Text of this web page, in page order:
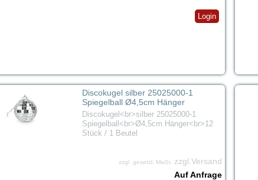
Login
Discokugel silber 25025000-1
Spiegelball Ø4,5cm Hänger
Discokugel<br>silber 25025000-1
Spiegelball<br>Ø4,5cm Hänger<br>12
Stück / 1 Beutel
zzgl. gesetzl. MwSt.
zzgl.Versand
Auf Anfrage